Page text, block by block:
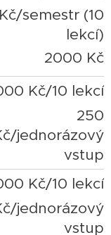
semestr (10
lekcí)
2000 Kč
Kč/10 lekcí
250
jednorázový
vstup
Kč/10 lekcí
jednorázový
vstup